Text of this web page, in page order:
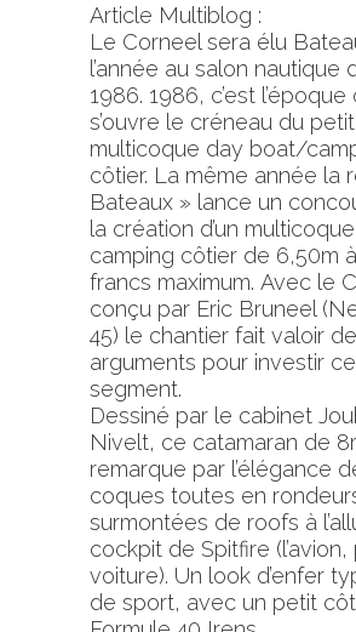
Article Multiblog :
Le Corneel sera élu
l’année au salon nautique
1986. 1986, c’est l’époque
s’ouvre le créneau du petit
multicoque day boat/
côtier. La même année la
Bateaux » lance un
la création d’un
camping côtier de 6,50m
francs maximum. Avec le
conçu par Eric Bruneel
45) le chantier fait valoir
arguments pour investir ce
segment.
Dessiné par le cabinet
Nivelt, ce catamaran de
remarque par l’élégance
coques toutes en
surmontées de roofs à
cockpit de Spitfire (l’avion,
voiture). Un look d’enfer
de sport, avec un petit